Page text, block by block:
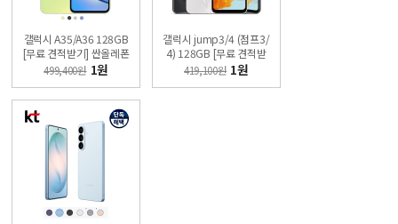
갤럭시 A35/A36 128GB
[무료 견적받기] 싼올레폰
499,400원 1원
갤럭시 jump3/4 (점프3/
4) 128GB [무료 견적받
기] 싼올레폰
419,100원 1원